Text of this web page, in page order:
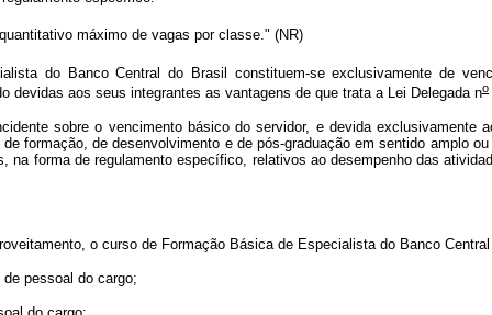
máximo de vagas por classe." (NR)
do Banco Central do Brasil constituem-se exclusivamente de
devidas aos seus integrantes as vantagens de que trata a Lei Delegada no
sobre o vencimento básico do servidor, e devida exclusivamente
formação, de desenvolvimento e de pós-graduação em sentido amplo
na forma de regulamento específico, relativos ao desempenho das
o curso de Formação Básica de Especialista do Banco
pessoal do cargo;